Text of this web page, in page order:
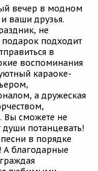
вечер в модном
ваши друзья.
не
подходит
в
воспоминания
караоке-
а дружеская
Вы сможете не
потанцевать!
в порядке
А благодарные